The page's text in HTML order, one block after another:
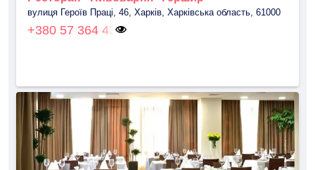
вулиця Героїв Праці, 46, Харків, Харківська область, 61000
+380 57 364 43